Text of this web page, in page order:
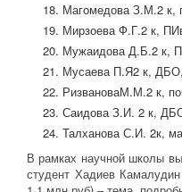
Магомедова З.М.2 к,
Мирзоева Ф.Г.2 к,
Мужаидова Д.Б.2 к,
Мусаева П.Я2 к,
РизвановаМ.М.2 к,
Саидова З.И. 2 к,
Талханова С.И. 2к,
В рамках научной школы
студент Хадиев